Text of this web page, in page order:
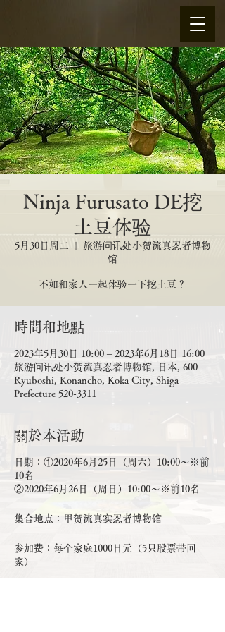
Ninja Furusato DE挖
土豆体验
5月30日周二
旅游问讯处小贺流真忍者博物
馆
不如和家人一起体验一下挖土豆？
時間和地點
2023年5月30日 10:00 – 2023年6月18日 16:00
旅游问讯处小贺流真忍者博物馆, 日本, 600
Ryuboshi, Konancho, Koka City, Shiga
Prefecture 520-3311
關於本活動
日期：①2020年6月25日（周六）10:00～※前
10名
②2020年6月26日（周日）10:00～※前10名
集合地点：甲贺流真实忍者博物馆
参加费：每个家庭1000日元（5只股票带回
家）